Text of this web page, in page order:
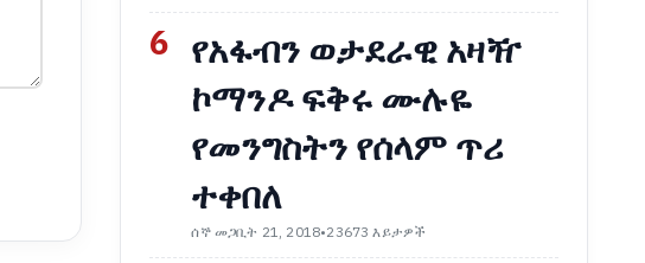
6 የአፋብን ወታደራዊ አዛዥ
ኮማንዶ ፍቅሩ ሙሉዬ
የመንግስትን የሰላም ጥሪ
ተቀበለ
ሰኞ መጋቢት 21, 2018•23673 እይታዎች